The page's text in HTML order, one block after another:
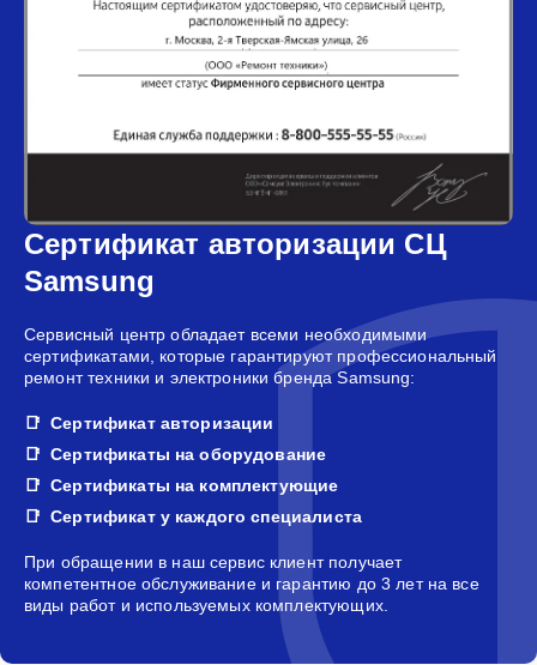
Сертификат авторизации СЦ
Samsung
Сервисный центр обладает всеми необходимыми
сертификатами, которые гарантируют профессиональный
ремонт техники и электроники бренда Samsung:
Сертификат авторизации
Сертификаты на оборудование
Сертификаты на комплектующие
Сертификат у каждого специалиста
При обращении в наш сервис клиент получает
компетентное обслуживание и гарантию до 3 лет на все
виды работ и используемых комплектующих.